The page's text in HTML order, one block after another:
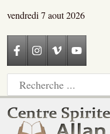
vendredi 7 aout 2026